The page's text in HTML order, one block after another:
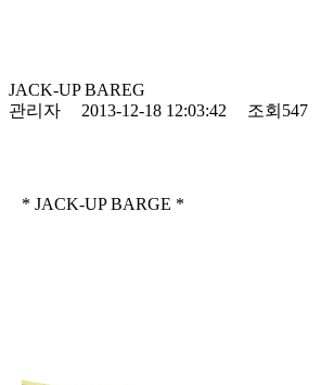
JACK-UP BAREG
관리자
2013-12-18 12:03:42 조회547
* JACK-UP BARGE *